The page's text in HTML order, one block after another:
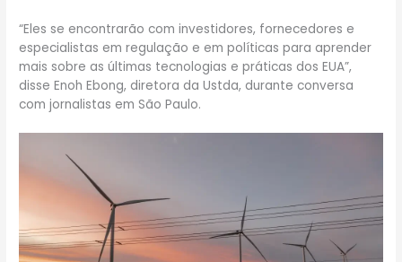
“Eles se encontrarão com investidores, fornecedores e
especialistas em regulação e em políticas para aprender
mais sobre as últimas tecnologias e práticas dos EUA”,
disse Enoh Ebong, diretora da Ustda, durante conversa
com jornalistas em São Paulo.